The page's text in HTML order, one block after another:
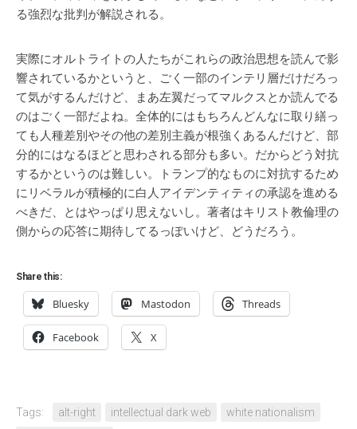
る強烈な批判が解説される。
実際にオルトライトの人たちがこれらの政治思想を読んで影
響されているかというと、ごく一部のインテリ層だけだろっ
て気がするんだけど、まあ左翼だってマルクスとか読んでる
のはごく一部だよね。全体的にはもちろんどんなに取り繕っ
ても人種差別やその他の差別主義が根強くあるんだけど、部
分的にはなるほどと思わされる部分も多い。だからどう対抗
するかというのは難しい。トランプ的なものに対抗するため
にリベラルが積極的に白人アイデンティティの承認を進める
べきだ、とはやっぱり思えないし。著者はキリスト教倫理の
側からの応答に期待してるっぽいけど、どうだろう。
Share this:
Bluesky Mastodon Threads
Facebook X
Tags: alt-right intellectual dark web
white nationalism